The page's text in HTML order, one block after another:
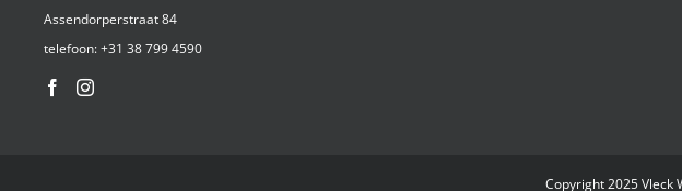
Assendorperstraat 84
telefoon:+31 38 799 4590⁩
Copyright 2025 Vleck